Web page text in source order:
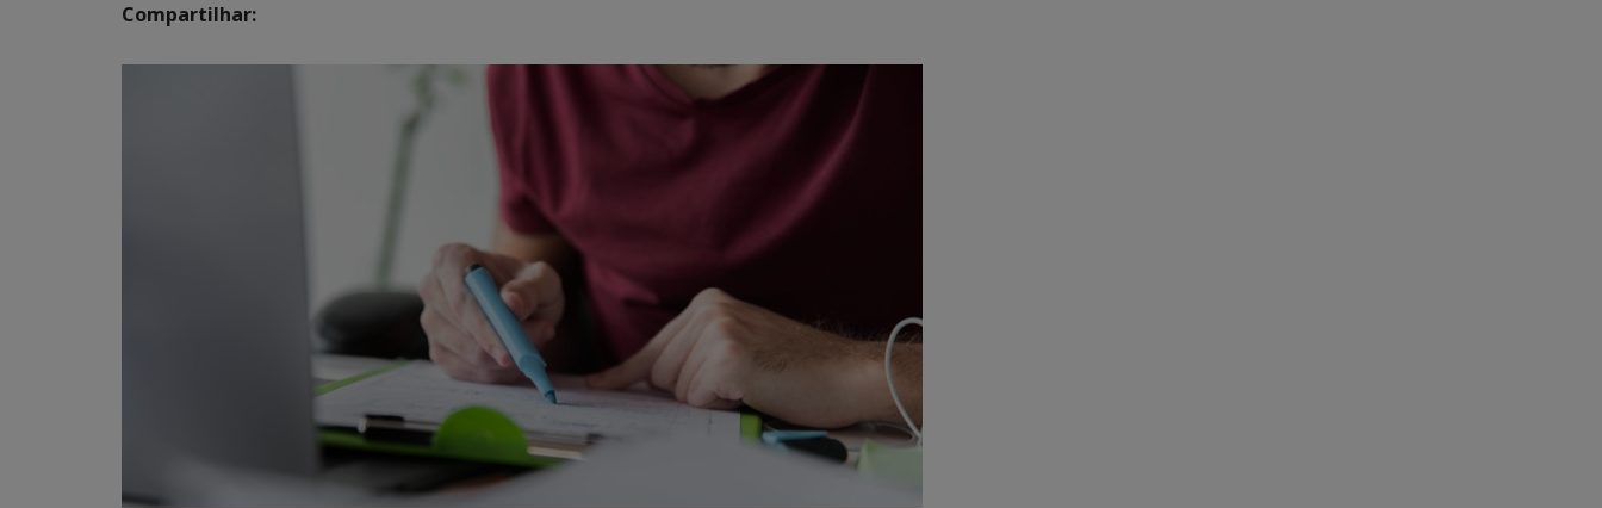
Compartilhar: